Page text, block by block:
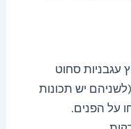
עגבניות סחוט
יש תכונות
על הפנים.